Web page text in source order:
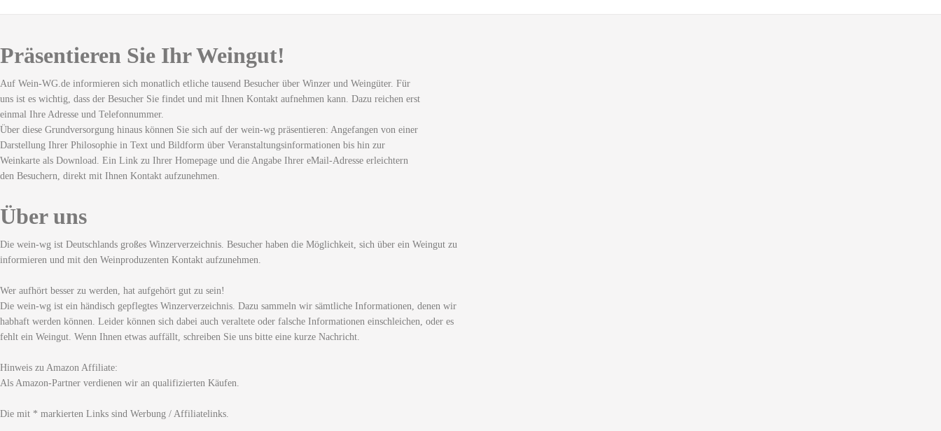
Präsentieren Sie Ihr Weingut!
Auf Wein-WG.de informieren sich monatlich etliche tausend Besucher über Winzer und Weingüter. Für
uns ist es wichtig, dass der Besucher Sie findet und mit Ihnen Kontakt aufnehmen kann. Dazu reichen erst
einmal Ihre Adresse und Telefonnummer.
Über diese Grundversorgung hinaus können Sie sich auf der wein-wg präsentieren: Angefangen von einer
Darstellung Ihrer Philosophie in Text und Bildform über Veranstaltungsinformationen bis hin zur
Weinkarte als Download. Ein Link zu Ihrer Homepage und die Angabe Ihrer eMail-Adresse erleichtern
den Besuchern, direkt mit Ihnen Kontakt aufzunehmen.
Über uns
Die wein-wg ist Deutschlands großes Winzerverzeichnis. Besucher haben die Möglichkeit, sich über ein Weingut zu
informieren und mit den Weinproduzenten Kontakt aufzunehmen.
Wer aufhört besser zu werden, hat aufgehört gut zu sein!
Die wein-wg ist ein händisch gepflegtes Winzerverzeichnis. Dazu sammeln wir sämtliche Informationen, denen wir
habhaft werden können. Leider können sich dabei auch veraltete oder falsche Informationen einschleichen, oder es
fehlt ein Weingut. Wenn Ihnen etwas auffällt, schreiben Sie uns bitte eine kurze Nachricht.
Hinweis zu Amazon Affiliate:
Als Amazon-Partner verdienen wir an qualifizierten Käufen.
Die mit * markierten Links sind Werbung / Affiliatelinks.